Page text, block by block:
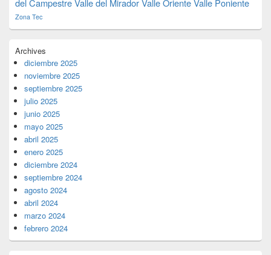
del CampestreValle del MiradorValle OrienteValle Poniente
Zona Tec
Archives
diciembre 2025
noviembre 2025
septiembre 2025
julio 2025
junio 2025
mayo 2025
abril 2025
enero 2025
diciembre 2024
septiembre 2024
agosto 2024
abril 2024
marzo 2024
febrero 2024